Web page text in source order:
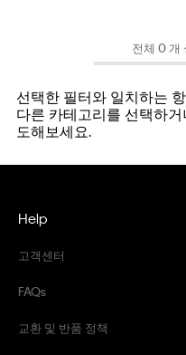
전체 0 개
선택한 필터와 일치하는
다른 카테고리를 선택하
도해보세요.
Help
고객센터
FAQs
교환 및 반품 정책